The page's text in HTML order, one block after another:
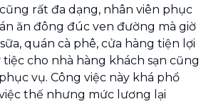
rất đa dạng, nhân viên phục
ăn đông đúc ven đường mà giờ
quán cà phê, cửa hàng tiện lợi
cho nhà hàng khách sạn cũng
vụ. Công việc này khá phổ
thế nhưng mức lương lại